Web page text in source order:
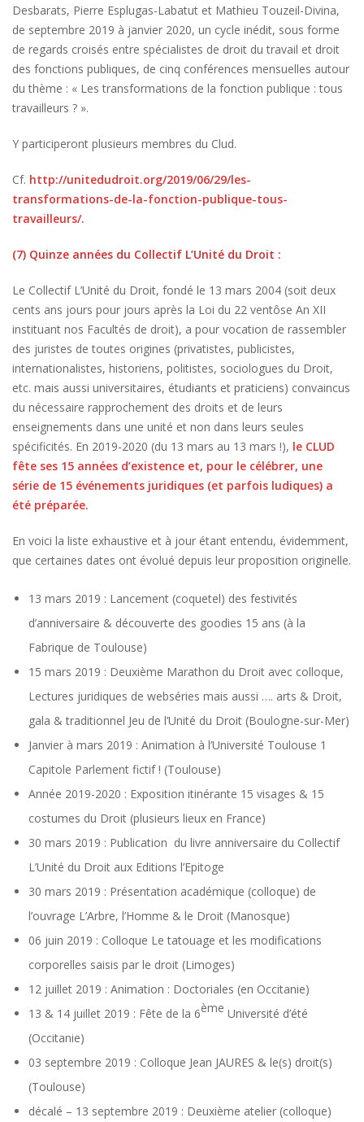
Desbarats, Pierre Esplugas-Labatut et Mathieu Touzeil-Divina,
de septembre 2019 à janvier 2020, un cycle inédit, sous forme
de regards croisés entre spécialistes de droit du travail et droit
des fonctions publiques, de cinq conférences mensuelles autour
du thème : « Les transformations de la fonction publique : tous
travailleurs ? ».
Y participeront plusieurs membres du Clud.
Cf. http://unitedudroit.org/2019/06/29/les-
transformations-de-la-fonction-publique-tous-
travailleurs/.
(7) Quinze années du Collectif L’Unité du Droit :
Le Collectif L’Unité du Droit, fondé le 13 mars 2004 (soit deux
cents ans jours pour jours après la Loi du 22 ventôse An XII
instituant nos Facultés de droit), a pour vocation de rassembler
des juristes de toutes origines (privatistes, publicistes,
internationalistes, historiens, politistes, sociologues du Droit,
etc. mais aussi universitaires, étudiants et praticiens) convaincus
du nécessaire rapprochement des droits et de leurs
enseignements dans une unité et non dans leurs seules
spécificités. En 2019-2020 (du 13 mars au 13 mars !), le CLUD
fête ses 15 années d’existence et, pour le célébrer, une
série de 15 événements juridiques (et parfois ludiques) a
été préparée.
En voici la liste exhaustive et à jour étant entendu, évidemment,
que certaines dates ont évolué depuis leur proposition originelle.
13 mars 2019 : Lancement (coquetel) des festivités
d’anniversaire & découverte des goodies 15 ans (à la
Fabrique de Toulouse)
15 mars 2019 : Deuxième Marathon du Droit avec colloque,
Lectures juridiques de webséries mais aussi …. arts & Droit,
gala & traditionnel Jeu de l’Unité du Droit (Boulogne-sur-Mer)
Janvier à mars 2019 : Animation à l’Université Toulouse 1
Capitole Parlement fictif ! (Toulouse)
Année 2019-2020 : Exposition itinérante 15 visages & 15
costumes du Droit (plusieurs lieux en France)
30 mars 2019 : Publication du livre anniversaire du Collectif
L’Unité du Droit aux Editions l’Epitoge
30 mars 2019 : Présentation académique (colloque) de
l’ouvrage L’Arbre, l’Homme & le Droit (Manosque)
06 juin 2019 : Colloque Le tatouage et les modifications
corporelles saisis par le droit (Limoges)
12 juillet 2019 : Animation : Doctoriales (en Occitanie)
13 & 14 juillet 2019 : Fête de la 6ème Université d’été
(Occitanie)
03 septembre 2019 : Colloque Jean JAURES & le(s) droit(s)
(Toulouse)
décalé – 13 septembre 2019 : Deuxième atelier (colloque)